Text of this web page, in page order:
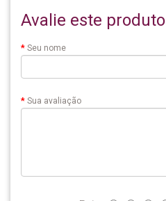
Avalie este produto
Seu nome
Sua avaliação